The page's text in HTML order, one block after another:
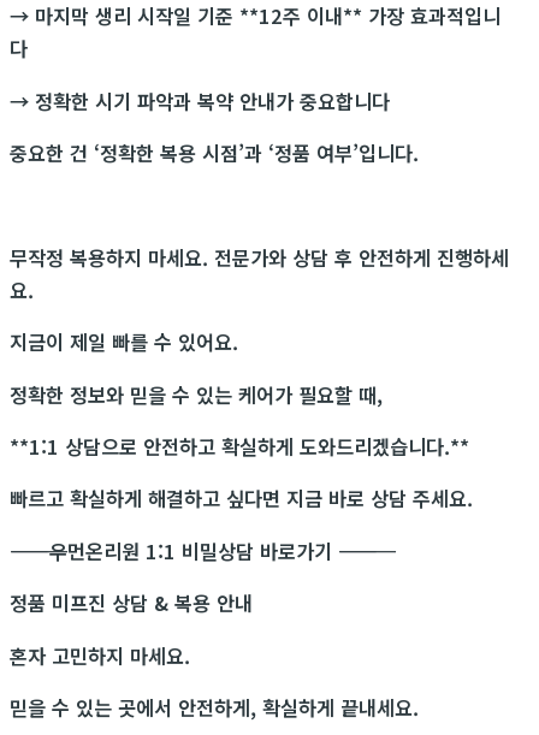
→ 마지막 생리 시작일 기준 **12주 이내** 가장 효과적입니
다
→ 정확한 시기 파악과 복약 안내가 중요합니다
중요한 건 ‘정확한 복용 시점’과 ‘정품 여부’입니다.
무작정 복용하지 마세요. 전문가와 상담 후 안전하게 진행하세
요.
지금이 제일 빠를 수 있어요.
정확한 정보와 믿을 수 있는 케어가 필요할 때,
**1:1 상담으로 안전하고 확실하게 도와드리겠습니다.**
빠르고 확실하게 해결하고 싶다면 지금 바로 상담 주세요.
―――――――――――우먼온리원 1:1 비밀상담 바로가기 ―――――――――――
정품 미프진 상담 & 복용 안내
혼자 고민하지 마세요.
믿을 수 있는 곳에서 안전하게, 확실하게 끝내세요.